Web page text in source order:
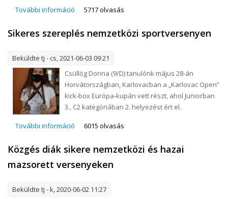
További információ Viczián Vivien kick-box sikerei tartalommal
5717 olvasás
Sikeres szereplés nemzetközi sportversenyen
Beküldte tj - cs, 2021-06-03 09:21
Csüllög Dorina (9/D) tanulónk május 28-án
Horvátországban, Karlovacban a „Karlovac Open”
kick-box Európa-kupán vett részt, ahol Juniorban
3., C2 kategóriában 2. helyezést ért el.
További információ Sikeres szereplés nemzetközi sportversenyen
6015 olvasás
Közgés diák sikere nemzetközi és hazai
mazsorett versenyeken
Beküldte tj - k, 2020-06-02 11:27